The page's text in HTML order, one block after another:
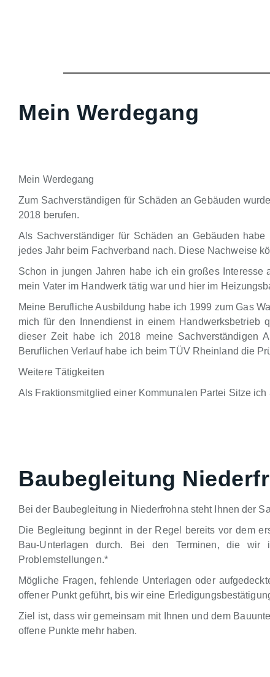
Mein Werdegang
Mein Werdegang
Zum Sachverständigen für Schäden an Gebäuden
2018 berufen.
Als Sachverständiger für Schäden an Gebäuden
jedes Jahr beim Fachverband nach. Diese Nachweise
Schon in jungen Jahren habe ich ein großes
mein Vater im Handwerk tätig war und hier im
Meine Berufliche Ausbildung habe ich 1999 zum Gas
mich für den Innendienst in einem Handwerksbetrieb
dieser Zeit habe ich 2018 meine Sachverständigen
Beruflichen Verlauf habe ich beim TÜV Rheinland die
Weitere Tätigkeiten
Als Fraktionsmitglied einer Kommunalen Partei Sitze
Baubegleitung
Bei der Baubegleitung in Niederfrohna steht Ihnen der
Die Begleitung beginnt in der Regel bereits vor dem
Bau-Unterlagen durch. Bei den Terminen, die wir
Problemstellungen.*
Mögliche Fragen, fehlende Unterlagen oder
offener Punkt geführt, bis wir eine
Ziel ist, dass wir gemeinsam mit Ihnen und dem
offene Punkte mehr haben.